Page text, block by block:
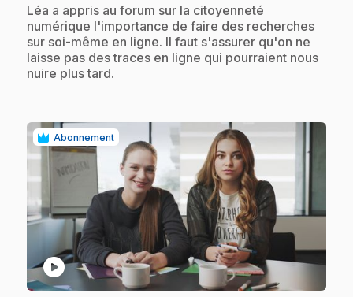
.Léa a appris au forum sur la citoyenneté
numérique l'importance de faire des recherches
sur soi-même en ligne. Il faut s'assurer qu'on ne
laisse pas des traces en ligne qui pourraient nous
nuire plus tard.
Abonnement
play_circle